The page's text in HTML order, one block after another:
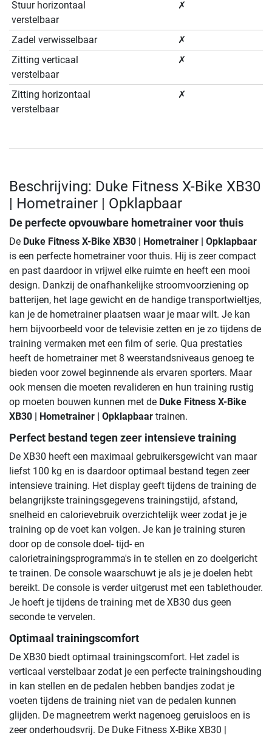
Stuur horizontaal
verstelbaar
✗
Zadel verwisselbaar
✗
Zitting verticaal
verstelbaar
✗
Zitting horizontaal
verstelbaar
✗
Beschrijving: Duke Fitness X-Bike XB30
| Hometrainer | Opklapbaar
De perfecte opvouwbare hometrainer voor thuis
De Duke Fitness X-Bike XB30 | Hometrainer | Opklapbaar
is een perfecte hometrainer voor thuis. Hij is zeer compact
en past daardoor in vrijwel elke ruimte en heeft een mooi
design. Dankzij de onafhankelijke stroomvoorziening op
batterijen, het lage gewicht en de handige transportwieltjes,
kan je de hometrainer plaatsen waar je maar wilt. Je kan
hem bijvoorbeeld voor de televisie zetten en je zo tijdens de
training vermaken met een film of serie. Qua prestaties
heeft de hometrainer met 8 weerstandsniveaus genoeg te
bieden voor zowel beginnende als ervaren sporters. Maar
ook mensen die moeten revalideren en hun training rustig
op moeten bouwen kunnen met de Duke Fitness X-Bike
XB30 | Hometrainer | Opklapbaar trainen.
Perfect bestand tegen zeer intensieve training
De XB30 heeft een maximaal gebruikersgewicht van maar
liefst 100 kg en is daardoor optimaal bestand tegen zeer
intensieve training. Het display geeft tijdens de training de
belangrijkste trainingsgegevens trainingstijd, afstand,
snelheid en calorievebruik overzichtelijk weer zodat je je
training op de voet kan volgen. Je kan je training sturen
door op de console doel- tijd- en
calorietrainingsprogramma's in te stellen en zo doelgericht
te trainen. De console waarschuwt je als je je doelen hebt
bereikt. De console is verder uitgerust met een tablethouder.
Je hoeft je tijdens de training met de XB30 dus geen
seconde te vervelen.
Optimaal trainingscomfort
De XB30 biedt optimaal trainingscomfort. Het zadel is
verticaal verstelbaar zodat je een perfecte trainingshouding
in kan stellen en de pedalen hebben bandjes zodat je
voeten tijdens de training niet van de pedalen kunnen
glijden. De magneetrem werkt nagenoeg geruisloos en is
zeer onderhoudsvrij. De Duke Fitness X-Bike XB30 |